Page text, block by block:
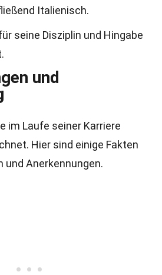
Italienisch.
seine Disziplin und Hingabe
und
im Laufe seiner Karriere
Hier sind einige Fakten
und Anerkennungen.